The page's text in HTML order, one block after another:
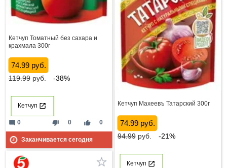
Кетчуп Томатный без сахара и
крахмала 300г
74.99 руб.
119.99руб. -38%
Кетчуп
thumb_down 0 thumb_up 0
mode_comment 0
Заканчивается сегодня
Кетчуп Махеевъ Татарский 300г
74.99 руб.
94.99руб. -21%
Кетчуп